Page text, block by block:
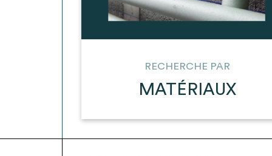
RECHERCHE PAR
MATÉRIAUX